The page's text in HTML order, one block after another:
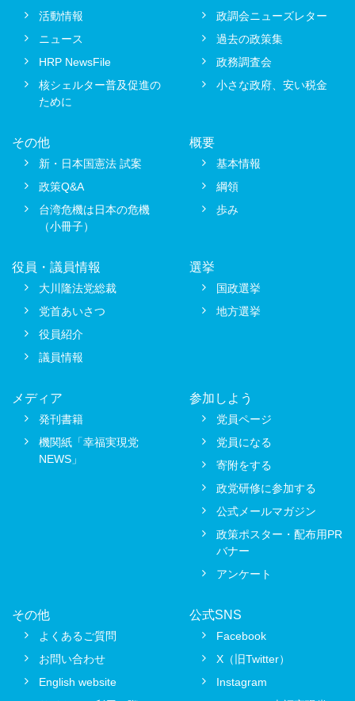
活動情報
ニュース
HRP NewsFile
核シェルター普及促進の
ために
政調会ニューズレター
過去の政策集
政務調査会
小さな政府、安い税金
その他
新・日本国憲法 試案
政策Q&A
台湾危機は日本の危機
（小冊子）
概要
基本情報
綱領
歩み
役員・議員情報
大川隆法党総裁
党首あいさつ
役員紹介
議員情報
選挙
国政選挙
地方選挙
メディア
発刊書籍
機関紙「幸福実現党
NEWS」
参加しよう
党員ページ
党員になる
寄附をする
政党研修に参加する
公式メールマガジン
政策ポスター・配布用PR
バナー
アンケート
その他
よくあるご質問
お問い合わせ
English website
公式SNS
Facebook
X（旧Twitter）
Instagram